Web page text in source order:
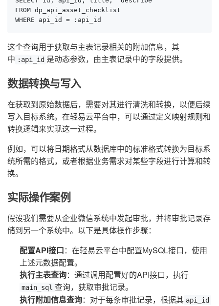
FROM dp_api_asset_checklist
WHERE api_id = :api_id
这个查询用于获取与主表记录相关的附加信息，其
中 :api_id 是动态参数，由主表记录中的字段提供。
数据转换与写入
在获取到原始数据后，需要对其进行清洗和转换，以便后续
写入目标系统。在轻易云平台中，可以通过定义映射规则和
转换逻辑来实现这一过程。
例如，可以将日期格式从数据库中的标准格式转换为目标系
统所需的格式，或者根据业务需求对某些字段进行计算和转
换。
实际操作案例
假设我们需要从企业微信系统中发起审批，并将审批记录存
储到另一个系统中。以下是具体操作步骤：
配置API接口：在轻易云平台中配置MySQL接口，使用
上述元数据配置。
执行主表查询：通过调用配置好的API接口，执行
main_sql 查询，获取审批记录。
执行附加信息查询：对于每条审批记录，根据其 api_id